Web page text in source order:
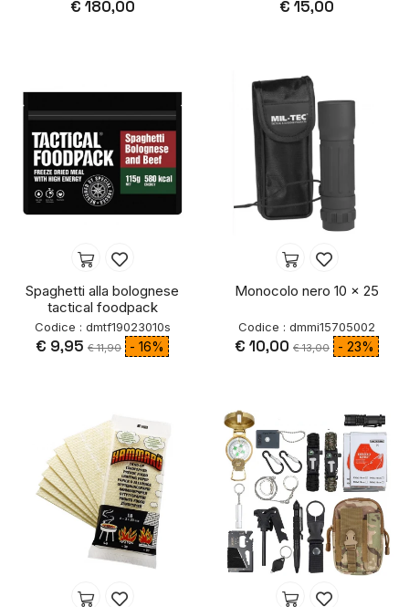
€ 180,00 € 15,00
Spaghetti alla bolognese
tactical foodpack
Codice : dmtf19023010s
€ 9,95 € 11,90 - 16%
Monocolo nero 10 x 25
Codice : dmmi15705002
€ 10,00 € 13,00 - 23%